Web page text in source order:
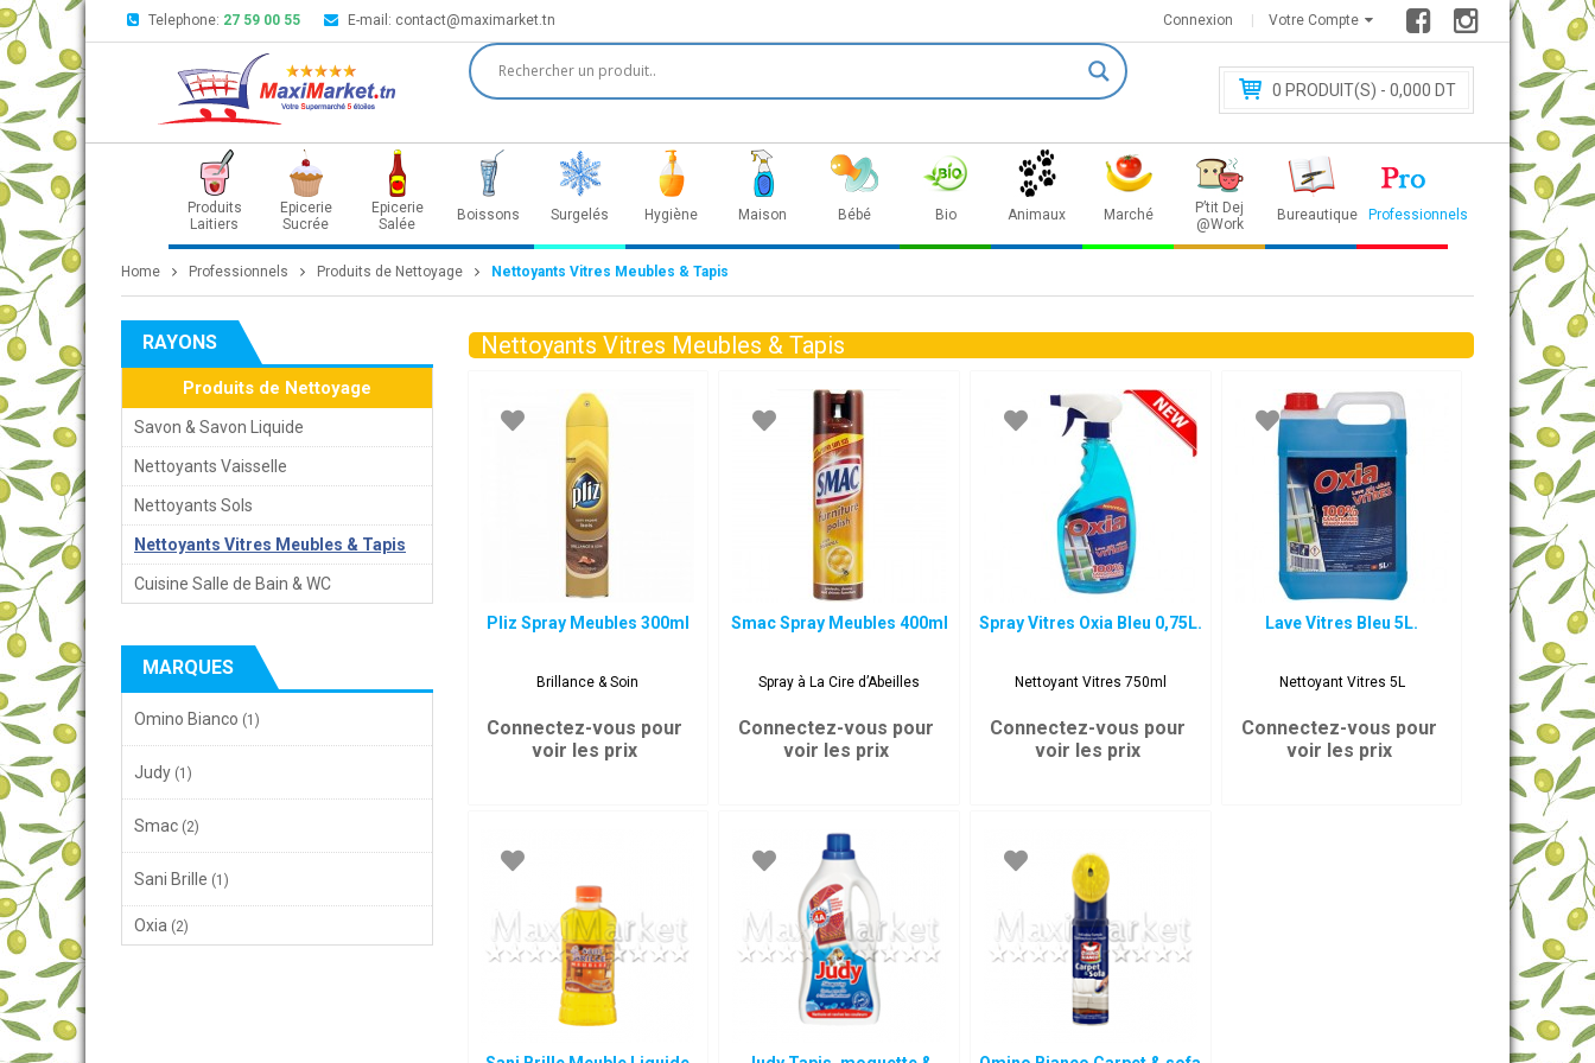
Telephone: 27 59 00 55 E-mail: contact@maximarket.tn Votre Compte
Connexion
0 PRODUIT(S) - 0,000 DT
Produits
Laitiers
Epicerie
Sucrée
Epicerie
Salée
Boissons Surgelés Hygiène Maison Bébé Bio Animaux Marché
P’tit Dej
@Work
Bureautique Professionnels
Home Professionnels Produits de Nettoyage Nettoyants Vitres Meubles & Tapis
RAYONS
Produits de Nettoyage
Savon & Savon Liquide
Nettoyants Vaisselle
Nettoyants Sols
Nettoyants Vitres Meubles & Tapis
Cuisine Salle de Bain & WC
MARQUES
Omino Bianco (1)
Judy (1)
Smac (2)
Sani Brille (1)
Oxia (2)
Nettoyants Vitres Meubles & Tapis
Pliz Spray Meubles 300ml
Brillance & Soin
Connectez-vous pour
voir les prix
Smac Spray Meubles 400ml
Spray à La Cire d’Abeilles
Connectez-vous pour
voir les prix
Spray Vitres Oxia Bleu 0,75L.
Nettoyant Vitres 750ml
Connectez-vous pour
voir les prix
Lave Vitres Bleu 5L.
Nettoyant Vitres 5L
Connectez-vous pour
voir les prix